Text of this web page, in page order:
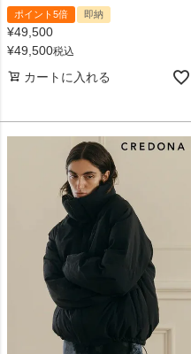
ポイント5倍 即納
¥49,500
¥49,500税込
カートに入れる